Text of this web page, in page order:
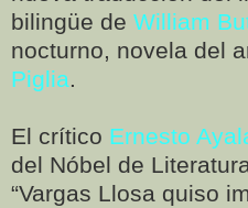
bilingüe de William
nocturno, novela del
Piglia.
El crítico Ernesto
del Nóbel de
“Vargas Llosa quiso